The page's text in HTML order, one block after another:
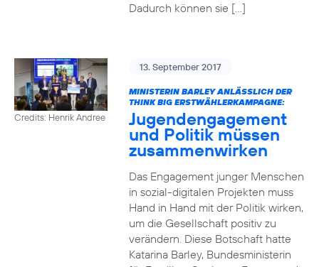
Dadurch können sie […]
Credits: Henrik Andree
13. September 2017
MINISTERIN BARLEY ANLÄSSLICH DER
THINK BIG ERSTWÄHLERKAMPAGNE:
Jugendengagement
und Politik müssen
zusammenwirken
Das Engagement junger Menschen
in sozial-digitalen Projekten muss
Hand in Hand mit der Politik wirken,
um die Gesellschaft positiv zu
verändern. Diese Botschaft hatte
Katarina Barley, Bundesministerin